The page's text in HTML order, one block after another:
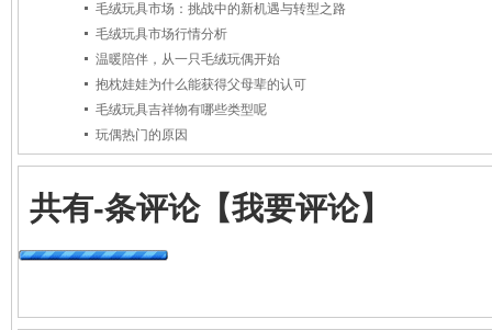
毛绒玩具市场：挑战中的新机遇与转型之路
毛绒玩具市场行情分析
温暖陪伴，从一只毛绒玩偶开始
抱枕娃娃为什么能获得父母辈的认可
毛绒玩具吉祥物有哪些类型呢
玩偶热门的原因
共有-条评论【我要评论】